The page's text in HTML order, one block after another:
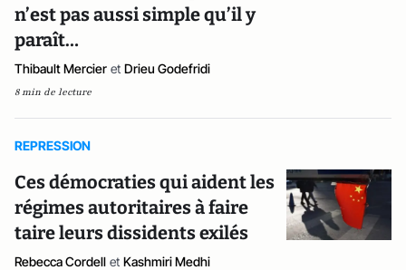
n’est pas aussi simple qu’il y
paraît…
Thibault Mercier et Drieu Godefridi
8 min de lecture
REPRESSION
Ces démocraties qui aident les
régimes autoritaires à faire
taire leurs dissidents exilés
Rebecca Cordell et Kashmiri Medhi